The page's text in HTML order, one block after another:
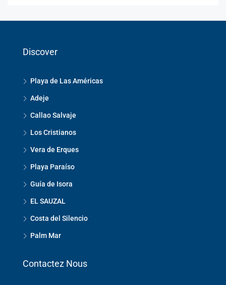
Discover
Playa de Las Américas
Adeje
Callao Salvaje
Los Cristianos
Vera de Erques
Playa Paraíso
Guía de Isora
EL SAUZAL
Costa del Silencio
Palm Mar
Contactez Nous